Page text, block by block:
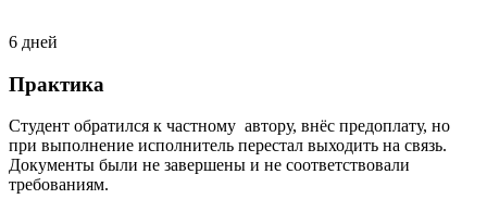
6 дней
Практика
Студент обратился к частному автору, внёс предоплату, но
при выполнение исполнитель перестал выходить на связь.
Документы были не завершены и не соответствовали
требованиям.